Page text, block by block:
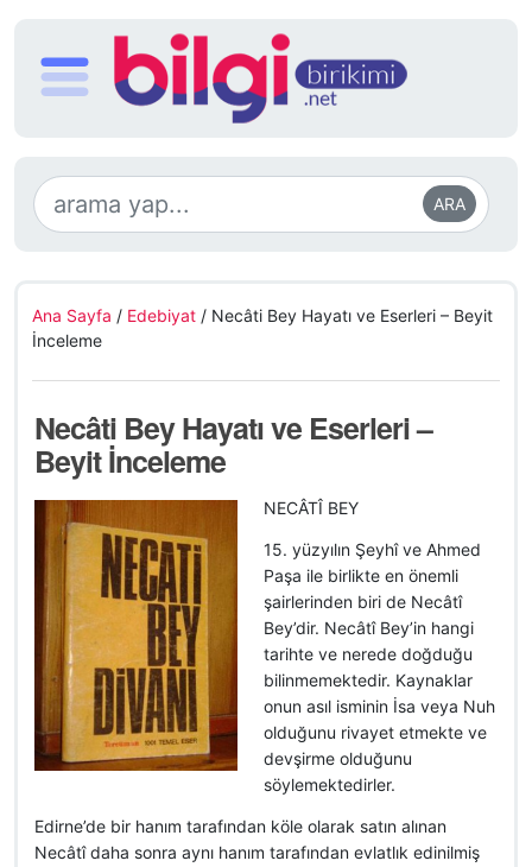
ARA
Ana Sayfa / Edebiyat / Necâti Bey Hayatı ve Eserleri – Beyit
İnceleme
Necâti Bey Hayatı ve Eserleri –
Beyit İnceleme
NECÂTÎ BEY
15. yüzyılın Şeyhî ve Ahmed
Paşa ile birlikte en önemli
şairlerinden biri de Necâtî
Bey’dir. Necâtî Bey’in hangi
tarihte ve nerede doğduğu
bilinmemektedir. Kaynaklar
onun asıl isminin İsa veya Nuh
olduğunu rivayet etmekte ve
devşirme olduğunu
söylemektedirler.
Edirne’de bir hanım tarafından köle olarak satın alınan
Necâtî daha sonra aynı hanım tarafından evlatlık edinilmiş